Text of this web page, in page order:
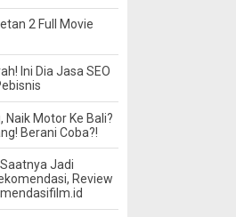
2 Full Movie
Ini Dia Jasa SEO
Naik Motor Ke Bali?
Berani Coba?!
Jadi
Review